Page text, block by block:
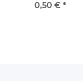
0,50 € *